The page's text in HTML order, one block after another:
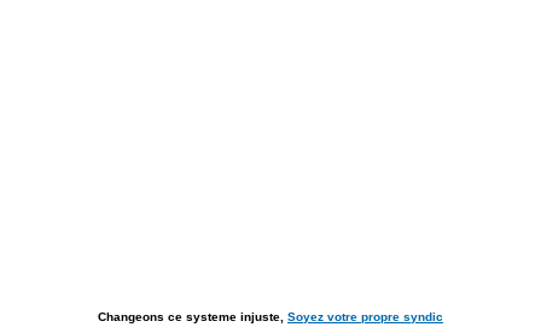
Changeons ce systeme injuste, Soyez votre propre syndic